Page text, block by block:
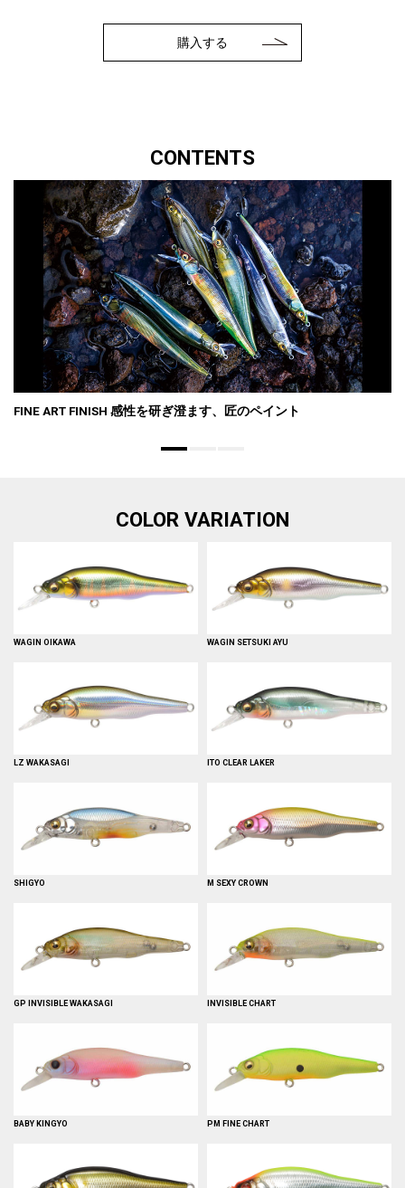
購入する
CONTENTS
FINE ART FINISH 感性を研ぎ澄ます、匠のペイント
COLOR VARIATION
WAGIN OIKAWA WAGIN SETSUKI AYU
LZ WAKASAGI ITO CLEAR LAKER
SHIGYO M SEXY CROWN
GP INVISIBLE WAKASAGI INVISIBLE CHART
BABY KINGYO PM FINE CHART